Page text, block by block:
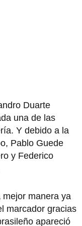
Duarte
una de las
Y debido a la
Pablo Guede
y Federico
manera ya
marcador gracias
apareció